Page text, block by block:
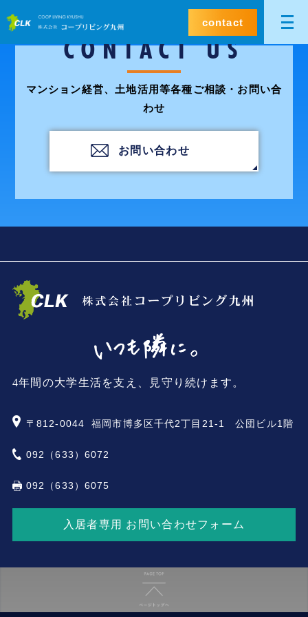
contact
CONTACT US
マンション経営、土地活用等各種ご相談・お問い合
わせ
お問い合わせ
4年間の大学生活を支え、見守り続けます。
〒812-0044 福岡市博多区千代2丁目21-1 公団ビル1階
092（633）6072
092（633）6075
入居者専用 お問い合わせフォーム